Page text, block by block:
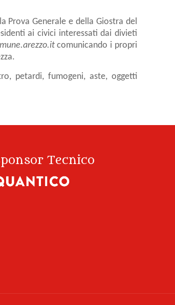
Prova Generale e della Giostra del
ai civici interessati dai divieti
comunicando i propri
petardi, fumogeni, aste, oggetti
Tecnico